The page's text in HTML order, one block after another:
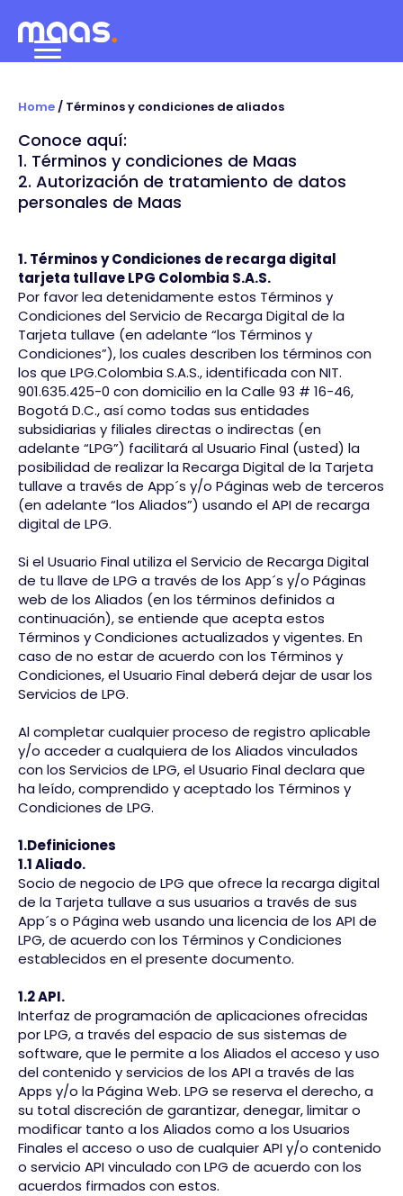
Home/ Términos y condiciones de aliados
Conoce aquí:
1. Términos y condiciones de Maas
2. Autorización de tratamiento de datos
personales de Maas
1. Términos y Condiciones de recarga digital
tarjeta tullave LPG Colombia S.A.S.
Por favor lea detenidamente estos Términos y
Condiciones del Servicio de Recarga Digital de la
Tarjeta tullave (en adelante “los Términos y
Condiciones”), los cuales describen los términos con
los que LPG.Colombia S.A.S., identificada con NIT.
901.635.425-0 con domicilio en la Calle 93 # 16-46,
Bogotá D.C., así como todas sus entidades
subsidiarias y filiales directas o indirectas (en
adelante “LPG”) facilitará al Usuario Final (usted) la
posibilidad de realizar la Recarga Digital de la Tarjeta
tullave a través de App´s y/o Páginas web de terceros
(en adelante “los Aliados”) usando el API de recarga
digital de LPG.
Si el Usuario Final utiliza el Servicio de Recarga Digital
de tu llave de LPG a través de los App´s y/o Páginas
web de los Aliados (en los términos definidos a
continuación), se entiende que acepta estos
Términos y Condiciones actualizados y vigentes. En
caso de no estar de acuerdo con los Términos y
Condiciones, el Usuario Final deberá dejar de usar los
Servicios de LPG.
Al completar cualquier proceso de registro aplicable
y/o acceder a cualquiera de los Aliados vinculados
con los Servicios de LPG, el Usuario Final declara que
ha leído, comprendido y aceptado los Términos y
Condiciones de LPG.
1.Definiciones
​1.1 Aliado.
Socio de negocio de LPG que ofrece la recarga digital
de la Tarjeta tullave a sus usuarios a través de sus
App´s o Página web usando una licencia de los API de
LPG, de acuerdo con los Términos y Condiciones
establecidos en el presente documento.
1.2 API.
Interfaz de programación de aplicaciones ofrecidas
por LPG, a través del espacio de sus sistemas de
software, que le permite a los Aliados el acceso y uso
del contenido y servicios de los API a través de las
Apps y/o la Página Web. LPG se reserva el derecho, a
su total discreción de garantizar, denegar, limitar o
modificar tanto a los Aliados como a los Usuarios
Finales el acceso o uso de cualquier API y/o contenido
o servicio API vinculado con LPG de acuerdo con los
acuerdos firmados con estos.